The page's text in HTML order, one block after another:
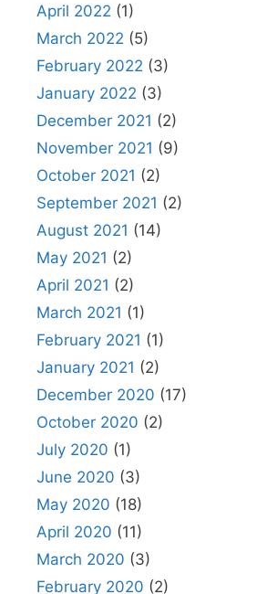
April 2022 (1)
March 2022 (5)
February 2022 (3)
January 2022 (3)
December 2021 (2)
November 2021 (9)
October 2021 (2)
September 2021 (2)
August 2021 (14)
May 2021 (2)
April 2021 (2)
March 2021 (1)
February 2021 (1)
January 2021 (2)
December 2020 (17)
October 2020 (2)
July 2020 (1)
June 2020 (3)
May 2020 (18)
April 2020 (11)
March 2020 (3)
February 2020 (2)